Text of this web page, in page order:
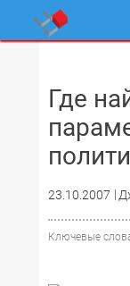
Где
23.10.2007
Ключевые